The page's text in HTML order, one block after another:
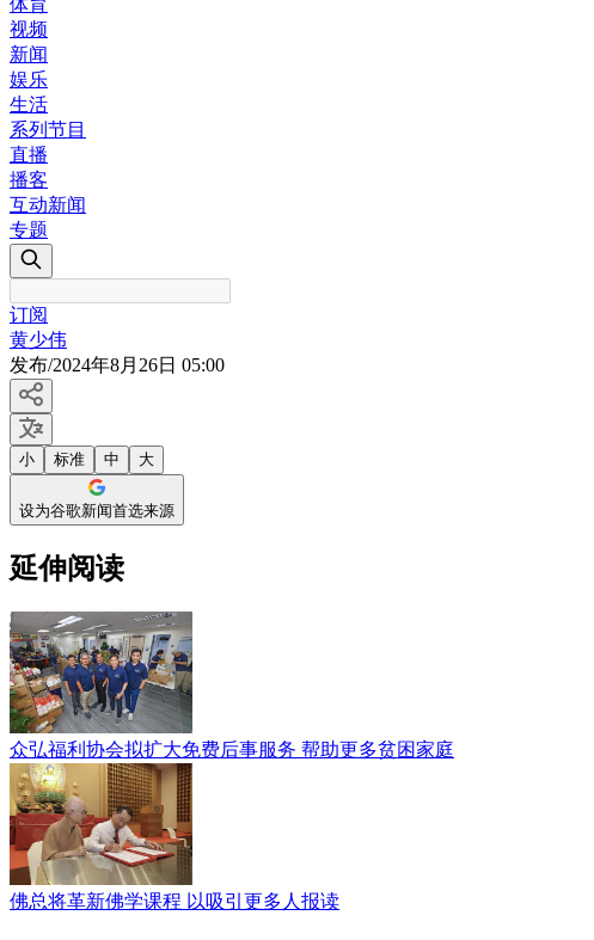
体育
视频
新闻
娱乐
生活
系列节目
直播
播客
互动新闻
专题
订阅
黄少伟
发布/2024年8月26日 05:00
小 标准 中 大
设为谷歌新闻首选来源
延伸阅读
众弘福利协会拟扩大免费后事服务 帮助更多贫困家庭
佛总将革新佛学课程 以吸引更多人报读